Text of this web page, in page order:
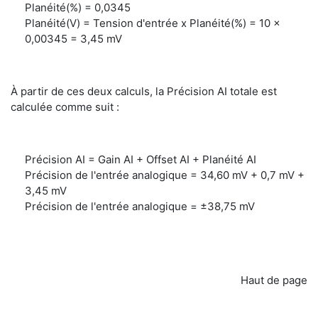
Planéité(%) = 0,0345
Planéité(V) = Tension d'entrée x Planéité(%) = 10 x
0,00345 = 3,45 mV
À partir de ces deux calculs, la Précision AI totale est
calculée comme suit :
Précision AI = Gain AI + Offset AI + Planéité AI
Précision de l'entrée analogique = 34,60 mV + 0,7 mV +
3,45 mV
Précision de l'entrée analogique = ±38,75 mV
Haut de page